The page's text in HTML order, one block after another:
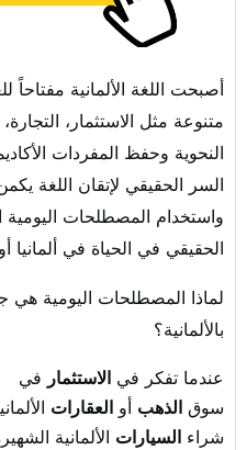
أصبحت اللغة الألمانية
متنوعة مثل الاستثمار ،
النحوية وحفظ المفردات
السر الحقيقي لإتقان اللغة
واستخدام المصطلحات اليومية
الحقيقي في الحياة في ألمانيا أو
لماذا المصطلحات اليومية هي
بالألمانية؟
عندما تفكر في الاستثمار في
سوق الذهب أو العقارات
شراء السيارات الألمانية